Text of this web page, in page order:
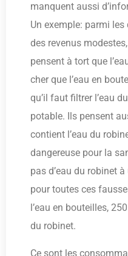
manquent aussi
Un exemple: parmi
des revenus
pensent à tort que
cher que l’eau en
qu’il faut filtrer l’eau
potable. Ils pensent
contient l’eau du
dangereuse pour la
pas d’eau du robinet
pour toutes ces
l’eau en bouteilles,
du robinet.
Ce sont les